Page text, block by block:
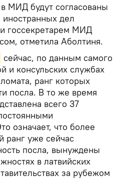
МИД будут согласованы
дел
госсекретарем МИД
отметила Аболтиня.
сейчас, по данным самого
и консульских службах
ранг которых
посла. В то же время
всего 37
означает, что более
ранг уже сейчас
посла, вынуждены
в латвийских
за рубежом